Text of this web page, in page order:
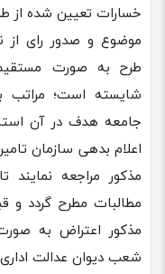
خسارات تعیین شده از
موضوع و صدور رای از
طرح به صورت
شایسته است؛ مراتب
جامعه هدف در آن
اعلام بدهی سازمان
مذکور مراجعه
مطالبات مطرح گردد
مذکور اعتراض به
شعب دیوان عدالت اداری